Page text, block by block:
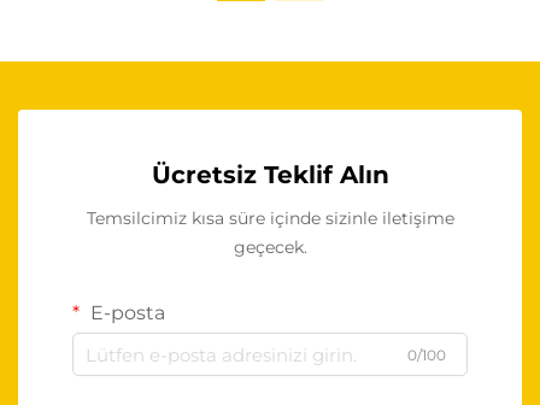
Ücretsiz Teklif Alın
Temsilcimiz kısa süre içinde sizinle iletişime
geçecek.
E-posta
0/100